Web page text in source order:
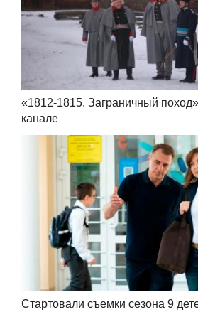
«1812-1815. Заграничный
канале
Стартовали съемки сезона 9